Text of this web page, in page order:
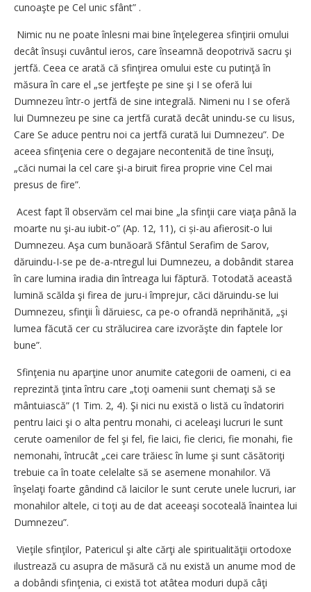
cunoaşte pe Cel unic sfânt” .
Nimic nu ne poate înlesni mai bine înţelegerea sfinţirii omului
decât însuşi cuvântul ieros, care înseamnă deopotrivă sacru şi
jertfă. Ceea ce arată că sfinţirea omului este cu putinţă în
măsura în care el „se jertfeşte pe sine şi I se oferă lui
Dumnezeu într-o jertfă de sine integrală. Nimeni nu I se oferă
lui Dumnezeu pe sine ca jertfă curată decât unin­du-se cu Iisus,
Care Se aduce pentru noi ca jertfă curată lui Dumnezeu”. De
aceea sfinţenia cere o degajare necontenită de tine însuţi,
„căci numai la cel care şi-a biruit firea proprie vine Cel mai
presus de fire”.
Acest fapt îl observăm cel mai bine „la sfinţii care viaţa până la
moarte nu şi-au iubit-o” (Ap. 12, 11), ci și-au afierosit-o lui
Dumnezeu. Aşa cum bunăoară Sfântul Serafim de Sarov,
dăruindu-I-se pe de-a-ntregul lui Dumnezeu, a dobândit starea
în care lumina iradia din întreaga lui făptură. Totodată această
lumină scălda şi firea de juru-i împrejur, căci dăruindu-se lui
Dumnezeu, sfinţii Îi dăruiesc, ca pe-o ofrandă neprihănită, „şi
lumea făcută cer cu strălucirea care izvorăşte din faptele lor
bune”.
Sfinţenia nu aparţine unor anumite categorii de oameni, ci ea
reprezintă ţinta întru care „toţi oamenii sunt chemaţi să se
mântuiască” (1 Tim. 2, 4). Şi nici nu există o listă cu îndatoriri
pentru laici şi o alta pentru monahi, ci aceleaşi lucruri le sunt
cerute oamenilor de fel şi fel, fie laici, fie clerici, fie monahi, fie
nemonahi, întrucât „cei care trăiesc în lume şi sunt căsătoriţi
trebuie ca în toate celelalte să se asemene monahilor. Vă
înşelaţi foarte gândind că laicilor le sunt cerute unele lucruri, iar
monahilor altele, ci toţi au de dat aceeaşi socoteală înaintea lui
Dumnezeu”.
Vieţile sfinţilor, Patericul şi alte cărţi ale spiritualităţii ortodoxe
ilustrează cu asupra de măsură că nu există un anume mod de
a dobândi sfinţenia, ci există tot atâtea moduri după câţi